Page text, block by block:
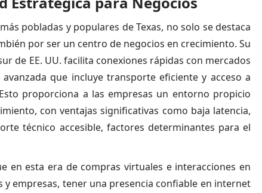
pobladas y populares de Texas, no solo se destaca
por ser un centro de negocios en crecimiento. Su
de EE. UU. facilita conexiones rápidas con mercados
que incluye transporte eficiente y acceso a
proporciona a las empresas un entorno propicio
con ventajas significativas como baja latencia,
técnico accesible, factores determinantes para el
en esta era de compras virtuales e interacciones en
y empresas, tener una presencia confiable en internet